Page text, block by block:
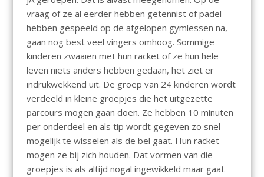
vraag of ze al eerder hebben getennist of padel
hebben gespeeld op de afgelopen gymlessen na,
gaan nog best veel vingers omhoog. Sommige
kinderen zwaaien met hun racket of ze hun hele
leven niets anders hebben gedaan, het ziet er
indrukwekkend uit. De groep van 24 kinderen wordt
verdeeld in kleine groepjes die het uitgezette
parcours mogen gaan doen. Ze hebben 10 minuten
per onderdeel en als tip wordt gegeven zo snel
mogelijk te wisselen als de bel gaat. Hun racket
mogen ze bij zich houden. Dat vormen van die
groepjes is als altijd nogal ingewikkeld maar gaat